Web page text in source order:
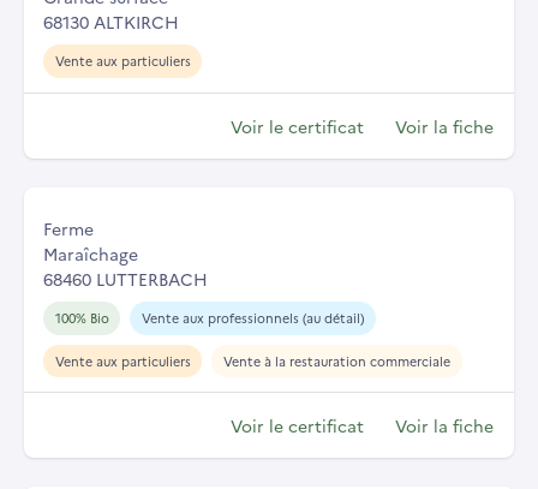
68130 ALTKIRCH
Vente aux particuliers
Voir le certificat Voir la fiche
Ferme
Maraîchage
68460 LUTTERBACH
100% Bio Vente aux professionnels (au détail)
Vente aux particuliers Vente à la restauration commerciale
Voir le certificat Voir la fiche